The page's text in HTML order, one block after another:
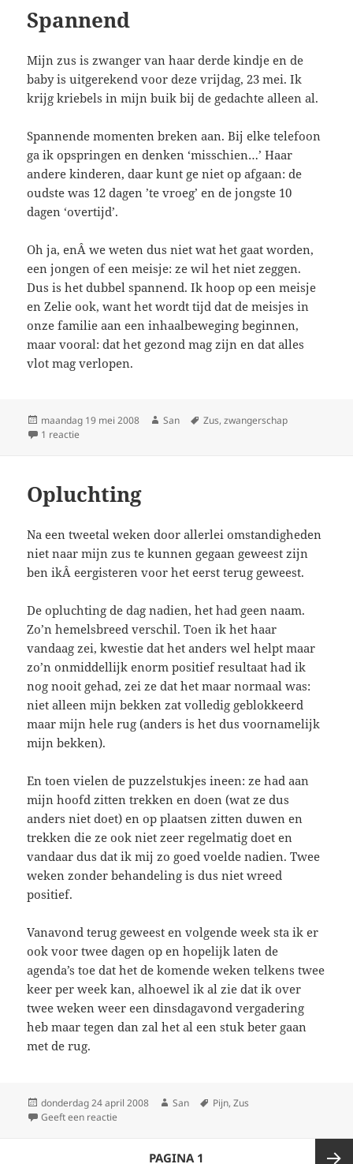
Spannend
Mijn zus is zwanger van haar derde kindje en de
baby is uitgerekend voor deze vrijdag, 23 mei. Ik
krijg kriebels in mijn buik bij de gedachte alleen al.
Spannende momenten breken aan. Bij elke telefoon
ga ik opspringen en denken ‘misschien…’ Haar
andere kinderen, daar kunt ge niet op afgaan: de
oudste was 12 dagen ’te vroeg’ en de jongste 10
dagen ‘overtijd’.
Oh ja, enÂ we weten dus niet wat het gaat worden,
een jongen of een meisje: ze wil het niet zeggen.
Dus is het dubbel spannend. Ik hoop op een meisje
en Zelie ook, want het wordt tijd dat de meisjes in
onze familie aan een inhaalbeweging beginnen,
maar vooral: dat het gezond mag zijn en dat alles
vlot mag verlopen.
Geplaatst
op
maandag 19 mei 2008 Auteur
San Tags
Zus,zwangerschap
1 reactie
Opluchting
Na een tweetal weken door allerlei omstandigheden
niet naar mijn zus te kunnen gegaan geweest zijn
ben ikÂ eergisteren voor het eerst terug geweest.
De opluchting de dag nadien, het had geen naam.
Zo’n hemelsbreed verschil. Toen ik het haar
vandaag zei, kwestie dat het anders wel helpt maar
zo’n onmiddellijk enorm positief resultaat had ik
nog nooit gehad, zei ze dat het maar normaal was:
niet alleen mijn bekken zat volledig geblokkeerd
maar mijn hele rug (anders is het dus voornamelijk
mijn bekken).
En toen vielen de puzzelstukjes ineen: ze had aan
mijn hoofd zitten trekken en doen (wat ze dus
anders niet doet) en op plaatsen zitten duwen en
trekken die ze ook niet zeer regelmatig doet en
vandaar dus dat ik mij zo goed voelde nadien. Twee
weken zonder behandeling is dus niet wreed
positief.
Vanavond terug geweest en volgende week sta ik er
ook voor twee dagen op en hopelijk laten de
agenda’s toe dat het de komende weken telkens twee
keer per week kan, alhoewel ik al zie dat ik over
twee weken weer een dinsdagavond vergadering
heb maar tegen dan zal het al een stuk beter gaan
met de rug.
Geplaatst
op
donderdag 24 april 2008 Auteur
San Tags
Pijn,Zus
Geeft een reactie
PAGINA 1